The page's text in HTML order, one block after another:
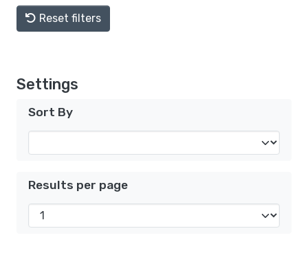
Reset filters
Settings
Sort By
Results per page